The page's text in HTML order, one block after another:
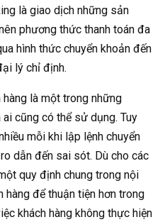
là giao dịch những sản
phương thức thanh toán đa
hình thức chuyển khoản đến
lý chỉ định.
hàng là một trong những
cũng có thể sử dụng. Tuy
mỗi khi lập lệnh chuyển
dẫn đến sai sót. Dù cho các
quy định chung trong nội
hàng để thuận tiện hơn trong
khách hàng không thực hiện